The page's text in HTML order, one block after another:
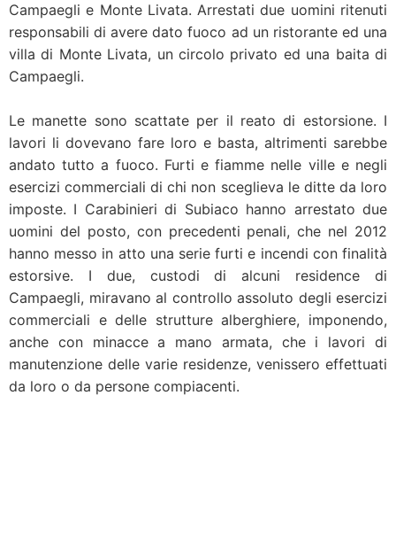
Campaegli e Monte Livata. Arrestati due uomini ritenuti
responsabili di avere dato fuoco ad un ristorante ed una
villa di Monte Livata, un circolo privato ed una baita di
Campaegli.
Le manette sono scattate per il reato di estorsione. I
lavori li dovevano fare loro e basta, altrimenti sarebbe
andato tutto a fuoco. Furti e fiamme nelle ville e negli
esercizi commerciali di chi non sceglieva le ditte da loro
imposte. I Carabinieri di Subiaco hanno arrestato due
uomini del posto, con precedenti penali, che nel 2012
hanno messo in atto una serie furti e incendi con finalità
estorsive. I due, custodi di alcuni residence di
Campaegli, miravano al controllo assoluto degli esercizi
commerciali e delle strutture alberghiere, imponendo,
anche con minacce a mano armata, che i lavori di
manutenzione delle varie residenze, venissero effettuati
da loro o da persone compiacenti.